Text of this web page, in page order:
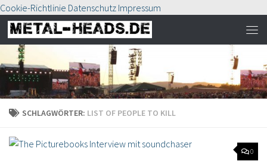
Cookie-Richtlinie Datenschutz Impressum
SCHLAGWÖRTER: LIST OF PEOPLE TO KILL
0